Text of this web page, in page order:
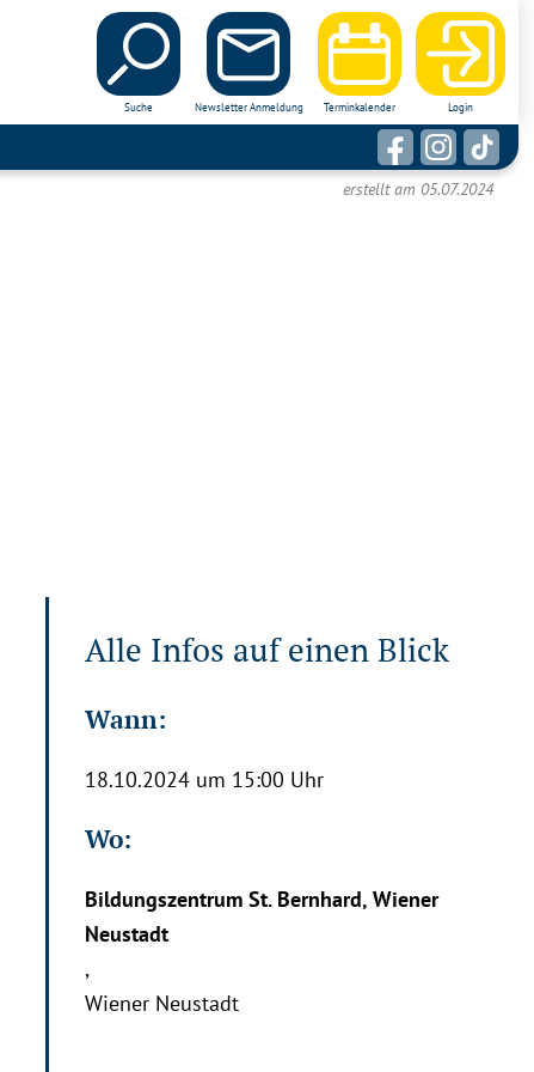
Suche Newsletter Anmeldung Terminkalender Login
erstellt am 05.07.2024
Alle Infos auf einen Blick
Wann:
18.10.2024 um 15:00 Uhr
Wo:
Bildungszentrum St. Bernhard, Wiener
Neustadt
,
Wiener Neustadt